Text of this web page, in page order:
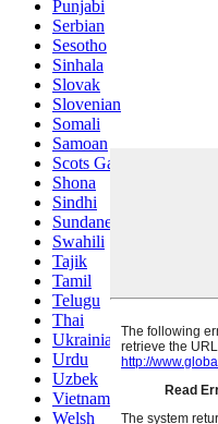
Punjabi
Serbian
Sesotho
Sinhala
Slovak
Slovenian
Somali
Samoan
Scots Gaelic
Shona
Sindhi
Sundanese
Swahili
Tajik
Tamil
Telugu
Thai
Ukrainian
Urdu
Uzbek
Vietnamese
Welsh